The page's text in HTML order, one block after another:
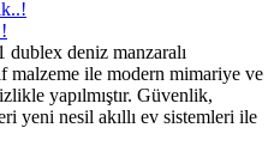
deniz manzaralı
malzeme ile modern mimariye ve
yapılmıştır. Güvenlik,
yeni nesil akıllı ev sistemleri ile